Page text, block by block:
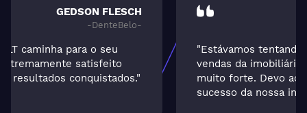
"Estávamos tentando alavancar o setor de
vendas da imobiliária, já que a locação é
muito forte. Devo ao trabalho da ALT o
sucesso da nossa investida. Muito satisfeita."